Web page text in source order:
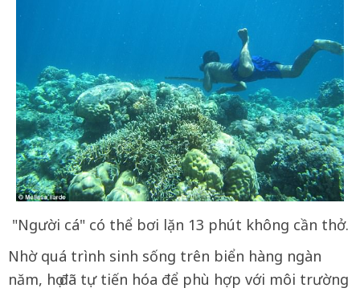
"Người cá" có thể bơi lặn 13 phút không cần thở.
Nhờ quá trình sinh sống trên biển hàng ngàn
năm, họ đã tự tiến hóa để phù hợp với môi trường